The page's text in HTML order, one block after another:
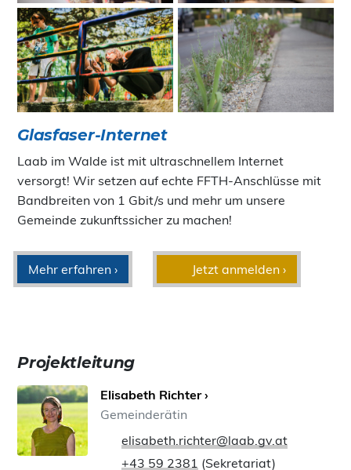
Glasfaser-Internet
Laab im Walde ist mit ultraschnellem Internet
versorgt! Wir setzen auf echte FFTH-Anschlüsse mit
Bandbreiten von 1 Gbit/s und mehr um unsere
Gemeinde zukunftssicher zu machen!
Mehr erfahren › Jetzt anmelden ›
Projektleitung
Elisabeth Richter ›
Gemeinderätin
elisabeth.richter@laab.gv.at
+43 59 2381 (Sekretariat)